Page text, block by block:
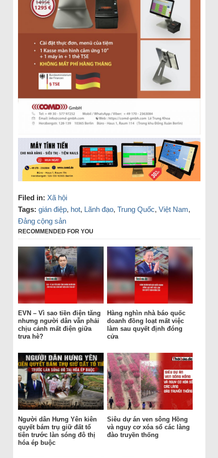
Filed in: Xã hội
Tags: gián điệp, hot, Lãnh đạo, Trung Quốc, Việt Nam,
Đảng cộng sản
RECOMMENDED FOR YOU
EVN – Vì sao tiền điện tăng
nhưng người dân vẫn phải
chịu cảnh mất điện giữa
trưa hè?
Hàng nghìn nhà báo quốc
doanh đồng loạt mất việc
làm sau quyết định đóng
cửa
Người dân Hưng Yên kiên
quyết bám trụ giữ đất tổ
tiên trước làn sóng đô thị
hóa ép buộc
Siêu dự án ven sông Hồng
và nguy cơ xóa sổ các làng
đào truyền thống